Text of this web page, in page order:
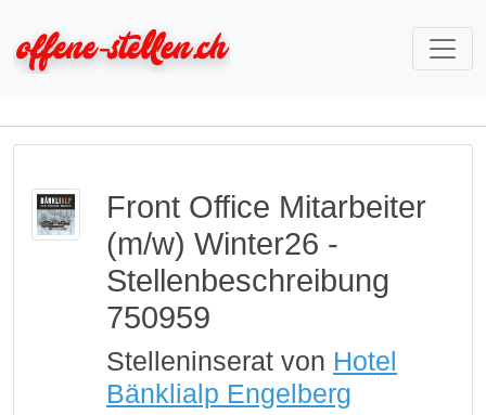
Front Office Mitarbeiter
(m/w) Winter26 -
Stellenbeschreibung
750959
Stelleninserat von Hotel
Bänklialp Engelberg